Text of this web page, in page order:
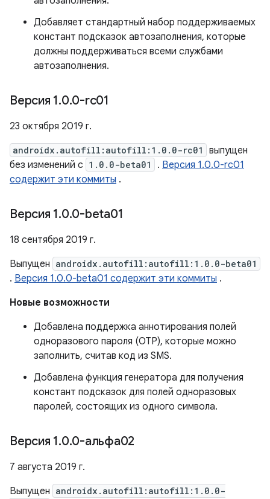
Добавляет стандартный набор поддерживаемых
констант подсказок автозаполнения, которые
должны поддерживаться всеми службами
автозаполнения.
Версия 1.0.0-rc01
23 октября 2019 г.
androidx.autofill:autofill:1.0.0-rc01
выпущен
без изменений с 1.0.0-beta01 . Версия 1.0.0-rc01
содержит эти коммиты .
Версия 1.0.0-beta01
18 сентября 2019 г.
Выпущен androidx.autofill:autofill:1.0.0-beta01
. Версия 1.0.0-beta01 содержит эти коммиты .
Новые возможности
Добавлена ​​поддержка аннотирования полей
одноразового пароля (OTP), которые можно
заполнить, считав код из SMS.
Добавлена ​​функция генератора для получения
констант подсказок для полей одноразовых
паролей, состоящих из одного символа.
Версия 1.0.0-альфа02
7 августа 2019 г.
Выпущен androidx.autofill:autofill:1.0.0-